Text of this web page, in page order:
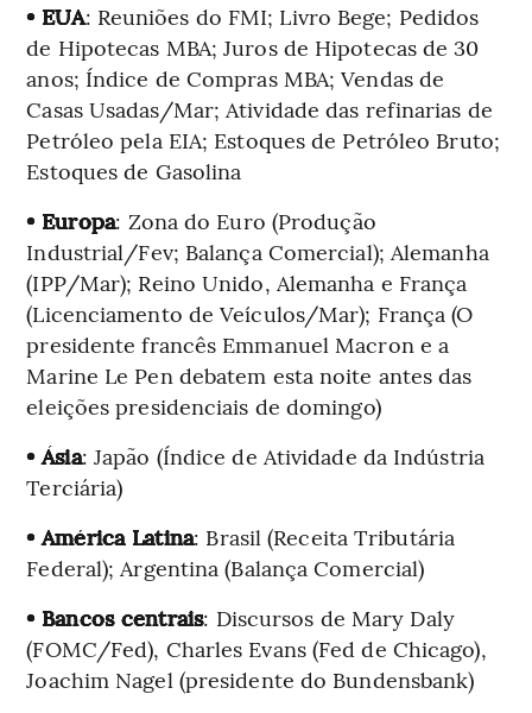
• EUA: Reuniões do FMI; Livro Bege; Pedidos
de Hipotecas MBA; Juros de Hipotecas de 30
anos; Índice de Compras MBA; Vendas de
Casas Usadas/Mar; Atividade das refinarias de
Petróleo pela EIA; Estoques de Petróleo Bruto;
Estoques de Gasolina
• Europa: Zona do Euro (Produção
Industrial/Fev; Balança Comercial); Alemanha
(IPP/Mar); Reino Unido, Alemanha e França
(Licenciamento de Veículos/Mar); França (O
presidente francês Emmanuel Macron e a
Marine Le Pen debatem esta noite antes das
eleições presidenciais de domingo)
• Ásia: Japão (Índice de Atividade da Indústria
Terciária)
• América Latina: Brasil (Receita Tributária
Federal); Argentina (Balança Comercial)
• Bancos centrais: Discursos de Mary Daly
(FOMC/Fed), Charles Evans (Fed de Chicago),
Joachim Nagel (presidente do Bundensbank)